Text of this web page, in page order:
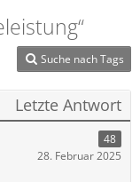
Suche nach Tags
Letzte Antwort
48
28. Februar 2025